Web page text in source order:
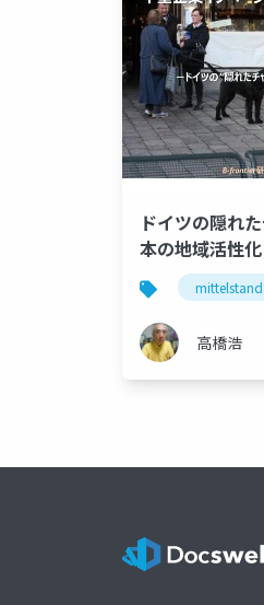
ドイツの隠れ
本の地域活性
mittelstand
高橋浩